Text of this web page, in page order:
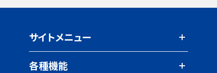
サイトメニュー
各種機能